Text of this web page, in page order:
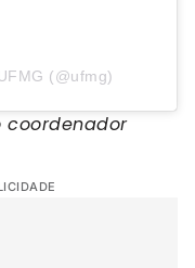
(@ufmg)
coordenador